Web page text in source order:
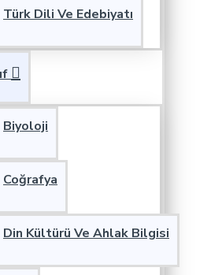
Türk Dili Ve Edebiyatı
Biyoloji
Coğrafya
Din Kültürü Ve Ahlak Bilgisi